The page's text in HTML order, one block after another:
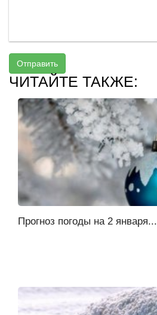
Отправить
ЧИТАЙТЕ ТАКЖЕ:
Прогноз погоды на 2 января...